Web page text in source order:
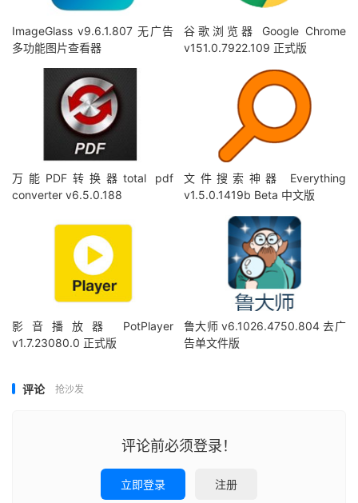
ImageGlass v9.6.1.807 无广告
多功能图片查看器
谷歌浏览器 Google Chrome
v151.0.7922.109 正式版
万能PDF转换器total pdf
converter v6.5.0.188
文件搜索神器 Everything
v1.5.0.1419b Beta 中文版
影音播放器 PotPlayer
v1.7.23080.0 正式版
鲁大师 v6.1026.4750.804 去广
告单文件版
评论 抢沙发
评论前必须登录！
立即登录 注册